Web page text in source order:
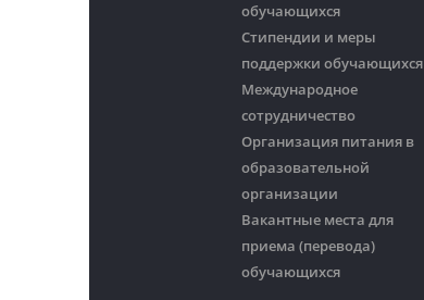
обучающихся
Стипендии и меры
поддержки обучающихся
Международное
сотрудничество
Организация питания в
образовательной
организации
Вакантные места для
приема (перевода)
обучающихся